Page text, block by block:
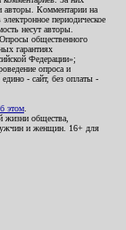
авторы. Комментарии на
периодическое
несут авторы.
общественного
гарантиях
Федерации»;
опроса и
- сайт, без оплаты -
этом
жизни общества,
и женщин. 16+ для